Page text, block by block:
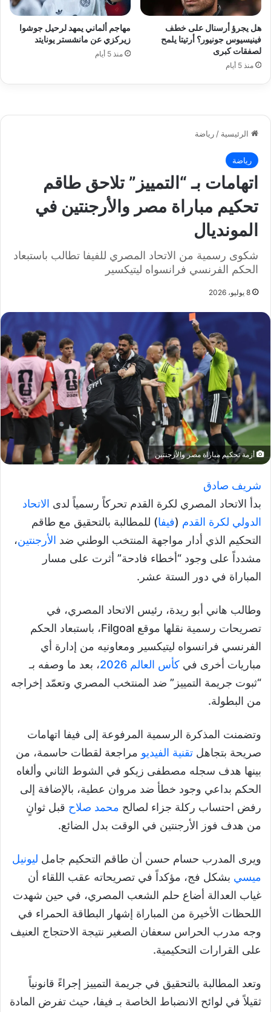
هل يجرؤ أرسنال على خطف
فينيسيوس جونيور؟ أرتيتا يلمح
لصفقات كبرى
منذ 5 أيام
مهاجم ألماني يمهد لرحيل جوشوا
زيركزي عن مانشستر يونايتد
منذ 5 أيام